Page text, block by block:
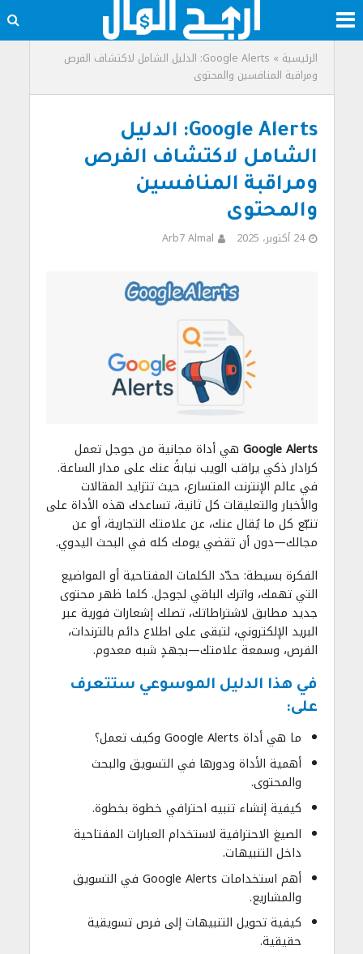
الرئيسية »
Google Alerts: الدليل الشامل لاكتشاف الفرص
ومراقبة المنافسين والمحتوى
Google Alerts: الدليل
الشامل لاكتشاف الفرص
ومراقبة المنافسين
والمحتوى
24 أكتوبر، 2025 Arb7 Almal
Google Alerts هي أداة مجانية من جوجل تعمل
كرادار ذكي يراقب الويب نيابةً عنك على مدار الساعة.
في عالم الإنترنت المتسارع، حيث تتزايد المقالات
والأخبار والتعليقات كل ثانية، تساعدك هذه الأداة على
تتبّع كل ما يُقال عنك، عن علامتك التجارية، أو عن
مجالك—دون أن تقضي يومك كله في البحث اليدوي.
الفكرة بسيطة: حدّد الكلمات المفتاحية أو المواضيع
التي تهمك، واترك الباقي لجوجل. كلما ظهر محتوى
جديد مطابق لاشتراطاتك، تصلك إشعارات فورية عبر
البريد الإلكتروني، لتبقى على اطلاع دائم بالترندات،
الفرص، وسمعة علامتك—بجهدٍ شبه معدوم.
في هذا الدليل الموسوعي ستتعرف
على:
ما هي أداة Google Alerts وكيف تعمل؟
أهمية الأداة ودورها في التسويق والبحث
والمحتوى.
كيفية إنشاء تنبيه احترافي خطوة بخطوة.
الصيغ الاحترافية لاستخدام العبارات المفتاحية
داخل التنبيهات.
أهم استخدامات Google Alerts في التسويق
والمشاريع.
كيفية تحويل التنبيهات إلى فرص تسويقية
حقيقية.